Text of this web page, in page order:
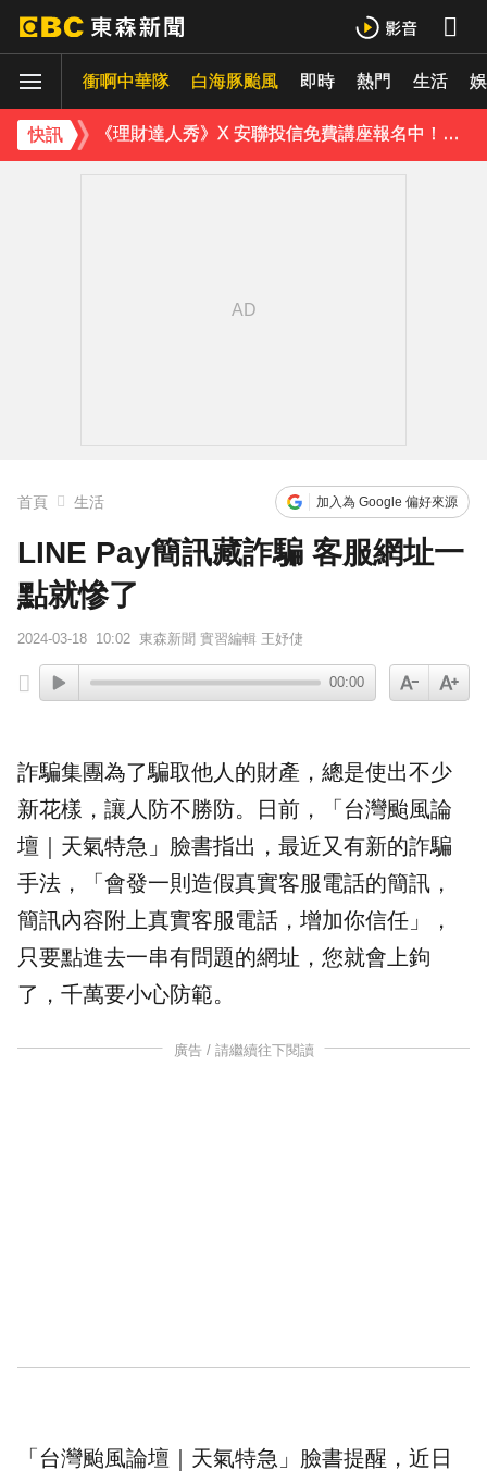
衝啊中華隊 白海豚颱風 即時 熱門 生活
快訊
下載東森App，隨時掌握天下大小事！
《理財達人秀》X 安聯投信免費講座報名中！搶先卡位 2027
首頁 生活 加入為 Google 偏好來源
LINE Pay簡訊藏詐騙 客服網址一
點就慘了
2024-03-18 10:02 東森新聞 實習編輯 王妤倢
00:00
詐騙集團為了騙取他人的財產，總是使出不少
新花樣，讓人防不勝防。日前，「 台灣颱風論
壇 ｜天氣特急」臉書指出，最近又有新的詐騙
手法，「會發一則造假真實客服電話的簡訊，
簡訊內容附上真實客服電話，增加你信任」，
只要點進去一串有問題的網址 ，您就會上鉤
了，千萬要小心防範。
廣告 / 請繼續往下閱讀
「台灣颱風論壇｜天氣特急」 臉書提醒，近日